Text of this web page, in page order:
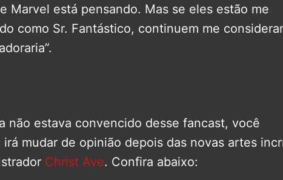
Marvel está pensando. Mas se eles estão me
como Sr. Fantástico, continuem me
não estava convencido desse fancast, você
mudar de opinião depois das novas artes
Christ Ave. Confira abaixo: